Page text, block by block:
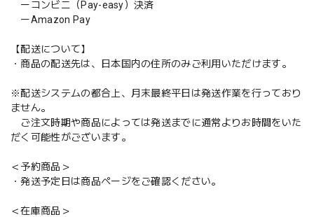
ーコンビニ（Pay-easy）決済
ーAmazon Pay
【配送について】
・商品の配送先は、日本国内の住所のみご利用いただけます。
※配送システムの都合上、月末最終平日は発送作業を行っており
ません。
ご注文時期や商品によっては発送までに通常よりお時間をいた
だく可能性がございます。
＜予約商品＞
・発送予定日は商品ページをご確認ください。
＜在庫商品＞